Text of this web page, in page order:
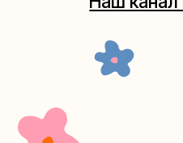
Москва, ул.Таганская, дом
(как пройти)
Мастерская на
+7 (980) 156-03-